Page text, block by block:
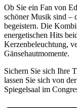
Ob Sie ein Fan von
schöner Musik sind –
begeistern. Die
energetischen Hits
Kerzenbeleuchtung,
Gänsehautmomente.
Sichern Sie sich Ihre
lassen Sie sich von
Spiegelsaal im